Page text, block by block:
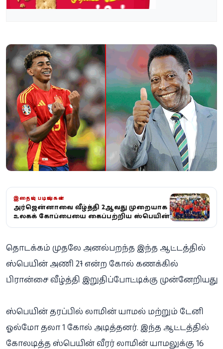
இதையும் படியுங்கள்
அர்ஜென்டினாவை வீழ்த்தி 2ஆவது முறையாக
உலகக் கோப்பையை கைப்பற்றிய ஸ்பெயின்
தொடக்கம் முதலே அனல்பறந்த இந்த ஆட்டத்தில்
ஸ்பெயின் அணி 2-1 என்ற கோல் கணக்கில்
பிரான்சை வீழ்த்தி இறுதிப்போட்டிக்கு முன்னேறியது.
ஸ்பெயின் தரப்பில் லாமின் யாமல் மற்றும் டேனி
ஓல்மோ தலா 1 கோல் அடித்தனர். இந்த ஆட்டத்தில்
கோலடித்த ஸ்பெயின் வீரர் லாமின் யாமலுக்கு 16